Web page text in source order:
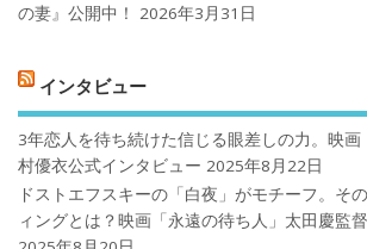
の妻』公開中！
2026年3月31日
インタビュー
3年恋人を待ち続けた信じる眼差しの力。映
村優衣公式インタビュー 2025年8月22日
ドストエフスキーの「白夜」がモチーフ。そ
ィングとは？映画「永遠の待ち人」太田慶監